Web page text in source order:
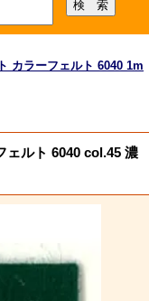
カラーフェルト 6040 1m
ェルト 6040 col.45 濃